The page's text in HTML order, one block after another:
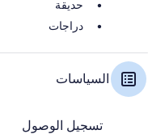
حديقة
دراجات
السياسات
تسجيل الوصول